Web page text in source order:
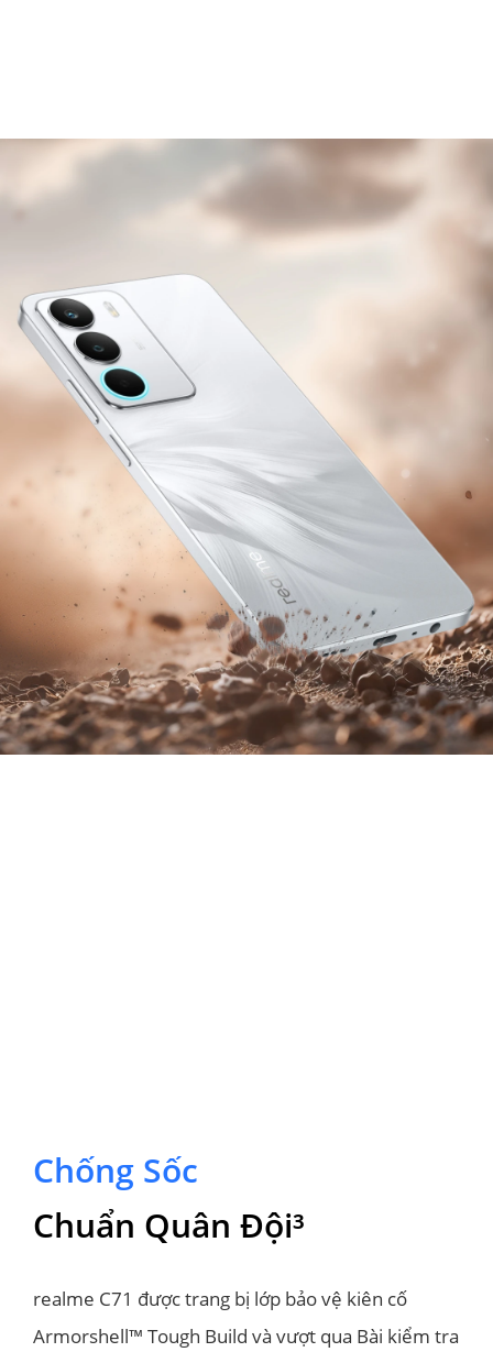
Chuẩn Quân Đội³
Chống Sốc
realme C71 được trang bị lớp bảo vệ kiên cố
Armorshell™ Tough Build và vượt qua Bài kiểm tra